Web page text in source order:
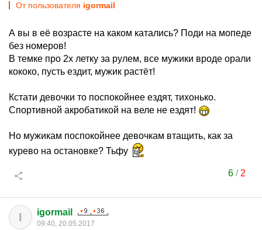
От пользователя igormail
А вы в её возрасте на каком катались? Поди на мопеде
без номеров!
В темке про 2х летку за рулем, все мужики вроде орали
кококо, пусть ездит, мужик растёт!
Кстати девочки то поспокойнее ездят, тихонько.
Спортивной акробатикой на веле не ездят!
Но мужикам поспокойнее девочкам втащить, как за
курево на остановке? Тьфу
6/ 2
I igormail
09:40, 20.05.2017